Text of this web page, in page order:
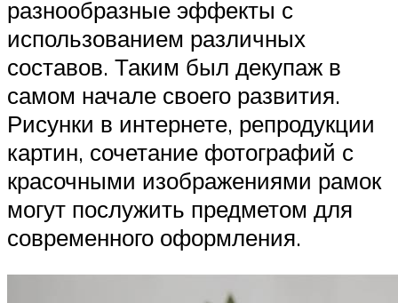
разнообразные эффекты с
использованием различных
составов. Таким был декупаж в
самом начале своего развития.
Рисунки в интернете, репродукции
картин, сочетание фотографий с
красочными изображениями рамок
могут послужить предметом для
современного оформления.